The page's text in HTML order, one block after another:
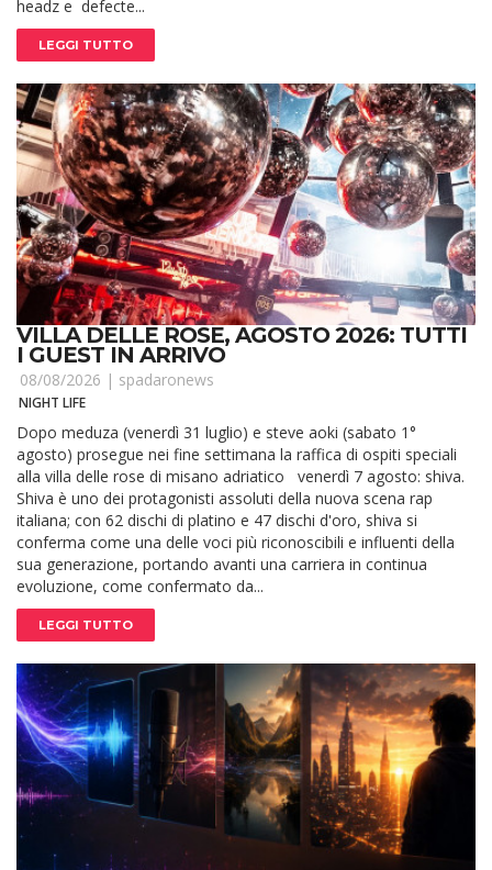
headz e defecte...
LEGGI TUTTO
VILLA DELLE ROSE, AGOSTO 2026: TUTTI
I GUEST IN ARRIVO
08/08/2026 | spadaronews
NIGHT LIFE
Dopo meduza (venerdì 31 luglio) e steve aoki (sabato 1°
agosto) prosegue nei fine settimana la raffica di ospiti speciali
alla villa delle rose di misano adriatico venerdì 7 agosto: shiva.
Shiva è uno dei protagonisti assoluti della nuova scena rap
italiana; con 62 dischi di platino e 47 dischi d'oro, shiva si
conferma come una delle voci più riconoscibili e influenti della
sua generazione, portando avanti una carriera in continua
evoluzione, come confermato da...
LEGGI TUTTO